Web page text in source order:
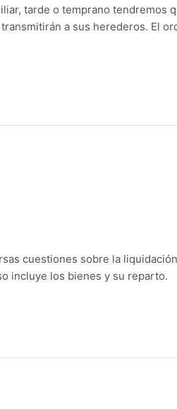
tarde o temprano tendremos
a sus herederos. El
cuestiones sobre la
incluye los bienes y su reparto.